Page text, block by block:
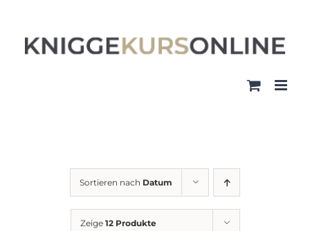
springen
Sortieren nach Datum
Zeige 12 Produkte